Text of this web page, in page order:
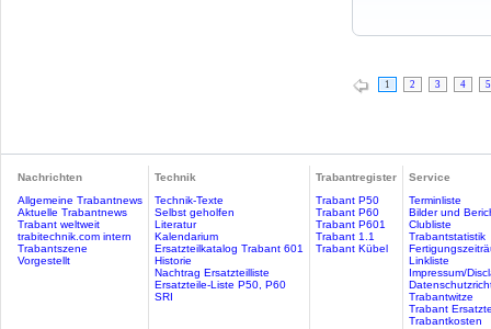
1 2 3 4 5
Nachrichten
Allgemeine Trabantnews
Aktuelle Trabantnews
Trabant weltweit
trabitechnik.com intern
Trabantszene
Vorgestellt
Technik
Technik-Texte
Selbst geholfen
Literatur
Kalendarium
Ersatzteilkatalog Trabant 601
Historie
Nachtrag Ersatzteilliste
Ersatzteile-Liste P50, P60
SRI
Trabantregister
Trabant P50
Trabant P60
Trabant P601
Trabant 1.1
Trabant Kübel
Service
Terminliste
Bilder und
Clubliste
Trabantstatistik
Linkliste
Impressum/
Trabantwitze
Trabant
Trabantkosten